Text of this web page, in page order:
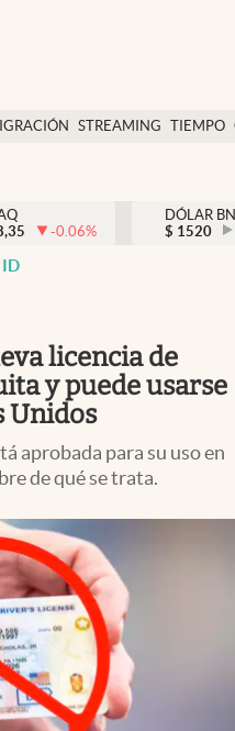
STREAMING TIEMPO
México
-0.06%
DÓLAR
$ 1520
ID
licencia de
y puede usarse
Unidos
aprobada para su uso en
de qué se trata.